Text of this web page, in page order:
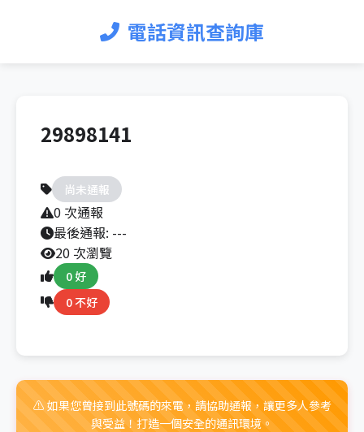
電話資訊查詢庫
29898141
尚未通報
0 次通報
最後通報: ---
20 次瀏覽
0 好
0 不好
⚠️ 如果您曾接到此號碼的來電，請協助通報，讓更多人參考
與受益！打造一個安全的通訊環境。